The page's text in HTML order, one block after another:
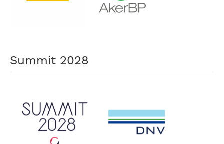
Summit 2028